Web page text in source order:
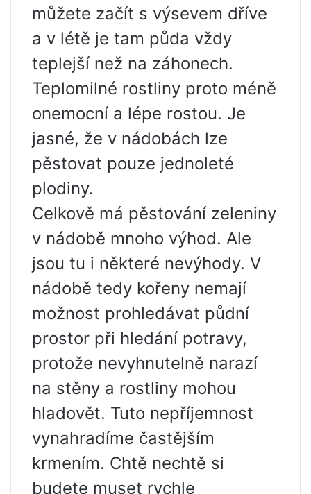
můžete začít s výsevem dříve
a v létě je tam půda vždy
teplejší než na záhonech.
Teplomilné rostliny proto méně
onemocní a lépe rostou. Je
jasné, že v nádobách lze
pěstovat pouze jednoleté
plodiny.
Celkově má ​​pěstování zeleniny
v nádobě mnoho výhod. Ale
jsou tu i některé nevýhody. V
nádobě tedy kořeny nemají
možnost prohledávat půdní
prostor při hledání potravy,
protože nevyhnutelně narazí
na stěny a rostliny mohou
hladovět. Tuto nepříjemnost
vynahradíme častějším
krmením. Chtě nechtě si
budete muset rychle